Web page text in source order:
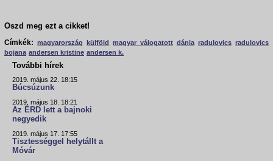
Oszd meg ezt a cikket!
Címkék: magyarország külföld magyar válogatott dánia radulovics radulovics
bojana andersen kristine andersen k.
További hírek
2019. május 22. 18:15
Búcsúzunk
2019. május 18. 18:21
Az ÉRD lett a bajnoki
negyedik
2019. május 17. 17:55
Tisztességgel helytállt a
Móvár